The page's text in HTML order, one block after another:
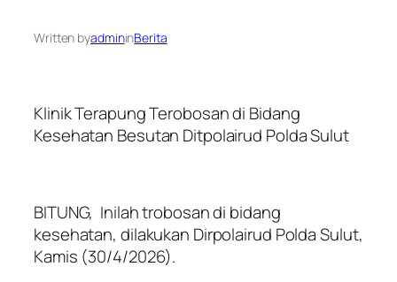
Written byadmininBerita
Klinik Terapung Terobosan di Bidang
Kesehatan Besutan Ditpolairud Polda Sulut
BITUNG, Inilah trobosan di bidang
kesehatan, dilakukan Dirpolairud Polda Sulut,
Kamis (30/4/2026).